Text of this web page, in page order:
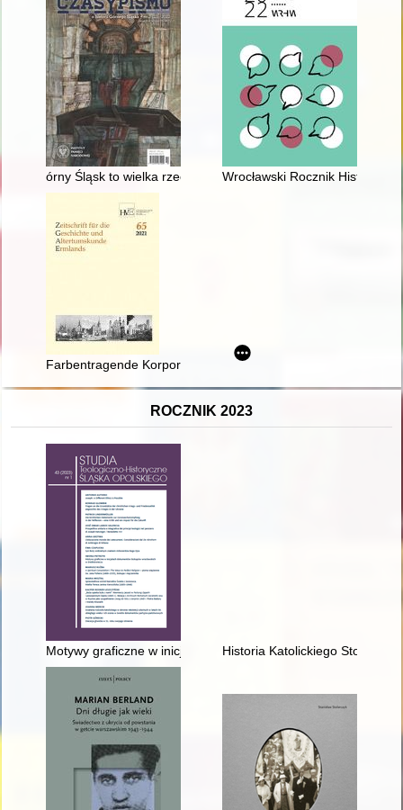
órny Śląsk to wielka rzecz" Wrocławski Rocznik Historii
Farbentragende Korporierte als Priester im Bistum Danzig
ROCZNIK 2023
Motywy graficzne w inicjałach dokumentów biskupów
Historia Katolickiego